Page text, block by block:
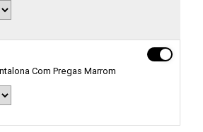
Com Pregas Marrom